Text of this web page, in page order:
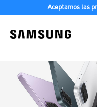
Aceptamos las